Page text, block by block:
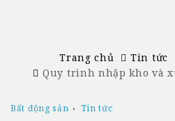
Trang chủ Tin tức
Quy trình nhập kho và
Bất động sản Tin tức